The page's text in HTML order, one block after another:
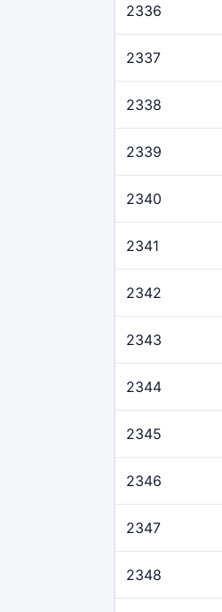
2336
2337
2338
2339
2340
2341
2342
2343
2344
2345
2346
2347
2348